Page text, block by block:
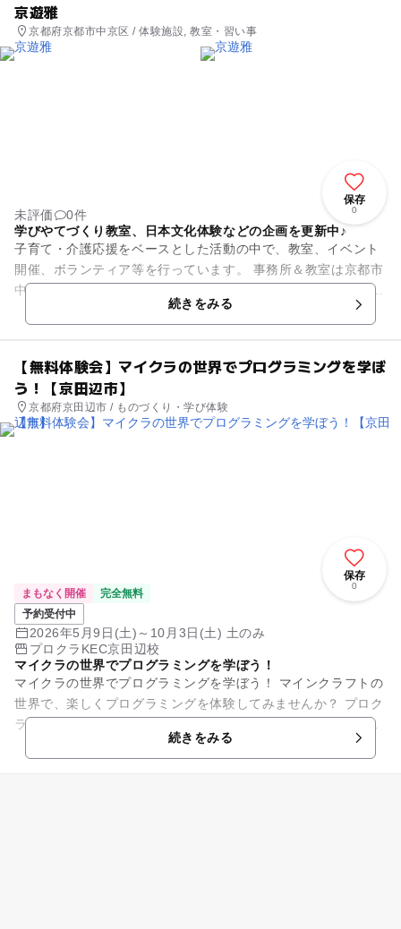
京遊雅
京都府京都市中京区 / 体験施設, 教室・習い事
保存
0
未評価
0件
学びやてづくり教室、日本文化体験などの企画を更新中♪
子育て・介護応援をベースとした活動の中で、教室、イベント
開催、ボランティア等を行っています。 事務所＆教室は京都市
中京区です。 その他提携施設でイベントやワークショップなど
続きをみる
【無料体験会】マイクラの世界でプログラミングを学ぼ
う！【京田辺市】
京都府京田辺市 / ものづくり・学び体験
保存
0
まもなく開催
完全無料
予約受付中
2026年5月9日(土)～10月3日(土) 土のみ
プロクラKEC京田辺校
マイクラの世界でプログラミングを学ぼう！
マイクラの世界でプログラミングを学ぼう！ マインクラフトの
世界で、楽しくプログラミングを体験してみませんか？ プロク
ラ京田辺校では、年長さんから小学生を対象にしたプログラミ
続きをみる